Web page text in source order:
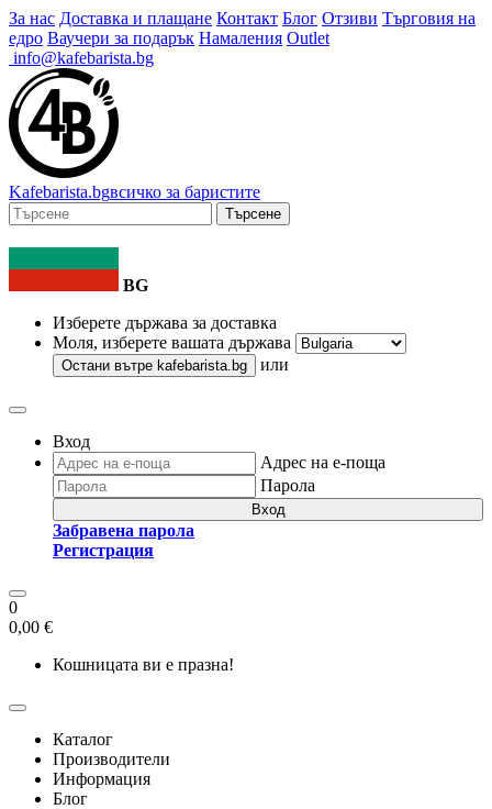
За нас Доставка и плащане Контакт Блог Отзиви Търговия на
едро Ваучери за подарък Намаления Outlet
info@kafebarista.bg
Kafebarista.bgвсичко за баристите
Търсене
BG
Изберете държава за доставка
Моля, изберете вашата държава
Остани вътре kafebarista.bg или
Вход
Адрес на е-поща
Парола
Вход
Забравена парола
Регистрация
0
0,00 €
Кошницата ви е празна!
Каталог
Производители
Информация
Блог